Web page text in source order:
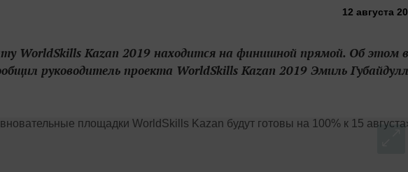
12 августа
WorldSkills Kazan 2019 находится на финишной прямой. Об этом в
руководитель проекта WorldSkills Kazan 2019 Эмиль